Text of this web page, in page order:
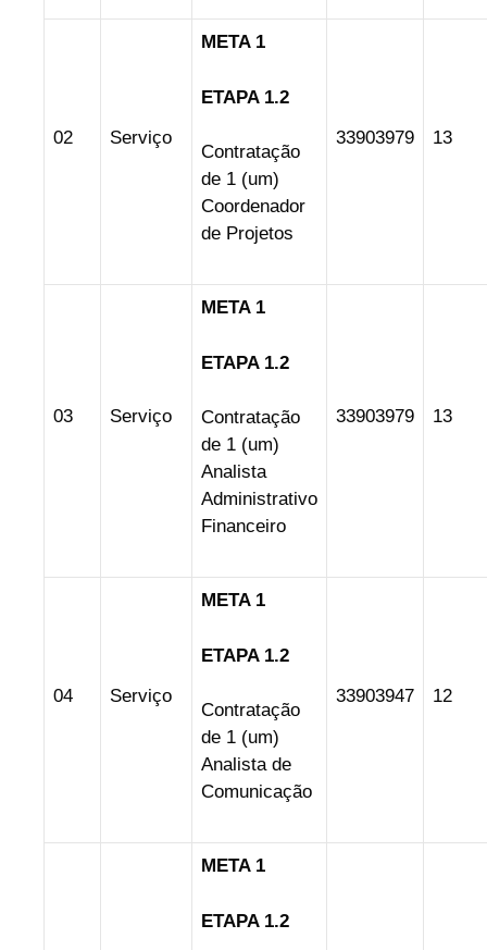
02 Serviço
META 1
ETAPA 1.2
Contratação
de 1 (um)
Coordenador
de Projetos
33903979 13
03 Serviço
META 1
ETAPA 1.2
Contratação
de 1 (um)
Analista
Administrativo
Financeiro
33903979 13
04 Serviço
META 1
ETAPA 1.2
Contratação
de 1 (um)
Analista de
Comunicação
33903947 12
META 1
ETAPA 1.2